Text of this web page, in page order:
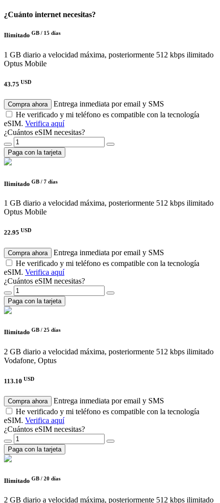
¿Cuánto internet necesitas?
Ilimitado GB / 15 días
1 GB diario a velocidad máxima, posteriormente 512 kbps ilimitado
Optus Mobile
43.75 USD
Compra ahora
Entrega inmediata por email y SMS
He verificado y mi teléfono es compatible con la tecnología
eSIM. Verifica aquí
¿Cuántos eSIM necesitas?
Paga con la tarjeta
Ilimitado GB / 7 días
1 GB diario a velocidad máxima, posteriormente 512 kbps ilimitado
Optus Mobile
22.95 USD
Compra ahora
Entrega inmediata por email y SMS
He verificado y mi teléfono es compatible con la tecnología
eSIM. Verifica aquí
¿Cuántos eSIM necesitas?
Paga con la tarjeta
Ilimitado GB / 25 días
2 GB diario a velocidad máxima, posteriormente 512 kbps ilimitado
Vodafone, Optus
113.10 USD
Compra ahora
Entrega inmediata por email y SMS
He verificado y mi teléfono es compatible con la tecnología
eSIM. Verifica aquí
¿Cuántos eSIM necesitas?
Paga con la tarjeta
Ilimitado GB / 20 días
2 GB diario a velocidad máxima, posteriormente 512 kbps ilimitado